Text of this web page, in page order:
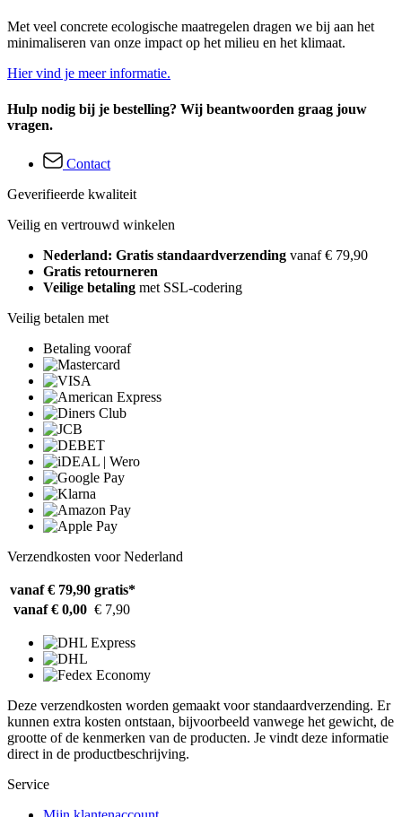
Met veel concrete ecologische maatregelen dragen we bij aan het
minimaliseren van onze impact op het milieu en het klimaat.
Hier vind je meer informatie.
Hulp nodig bij je bestelling? Wij beantwoorden graag jouw
vragen.
Contact
Geverifieerde kwaliteit
Veilig en vertrouwd winkelen
Nederland: Gratis standaardverzending vanaf € 79,90
Gratis retourneren
Veilige betaling met SSL-codering
Veilig betalen met
Betaling vooraf
Verzendkosten voor Nederland
vanaf € 79,90 gratis*
vanaf € 0,00 € 7,90
Deze verzendkosten worden gemaakt voor standaardverzending. Er
kunnen extra kosten ontstaan, bijvoorbeeld vanwege het gewicht, de
grootte of de kenmerken van de producten. Je vindt deze informatie
direct in de productbeschrijving.
Service